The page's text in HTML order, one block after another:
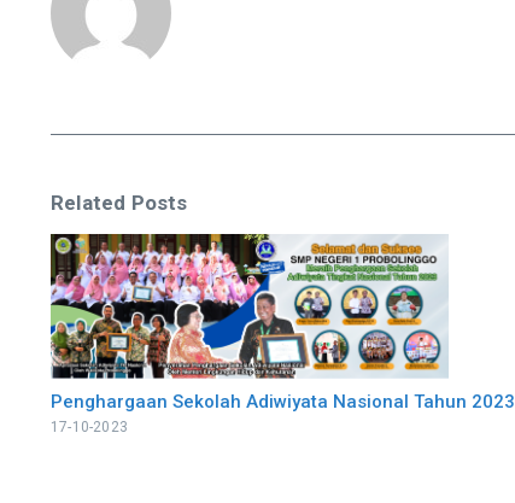
Related Posts
Penghargaan Sekolah Adiwiyata Nasional Tahun 2023
17-10-2023